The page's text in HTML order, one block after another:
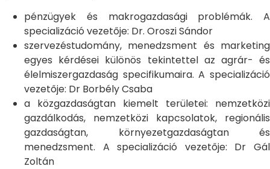
pénzügyek és makrogazdasági problémák. A
specializáció vezetője: Dr. Oroszi Sándor
szervezéstudomány, menedzsment és marketing
egyes kérdései különös tekintettel az agrár- és
élelmiszergazdaság specifikumaira. A specializáció
vezetője: Dr Borbély Csaba
a közgazdaságtan kiemelt területei: nemzetközi
gazdálkodás, nemzetközi kapcsolatok, regionális
gazdaságtan, környezetgazdaságtan és
menedzsment. A specializáció vezetője: Dr Gál
Zoltán